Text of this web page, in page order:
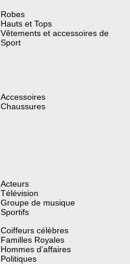
Robes
Hauts et Tops
Vêtements et accessoires de
Sport
Accessoires
Chaussures
Acteurs
Télévision
Groupe de musique
Sportifs
Coiffeurs célèbres
Familles Royales
Hommes d’affaires
Politiques